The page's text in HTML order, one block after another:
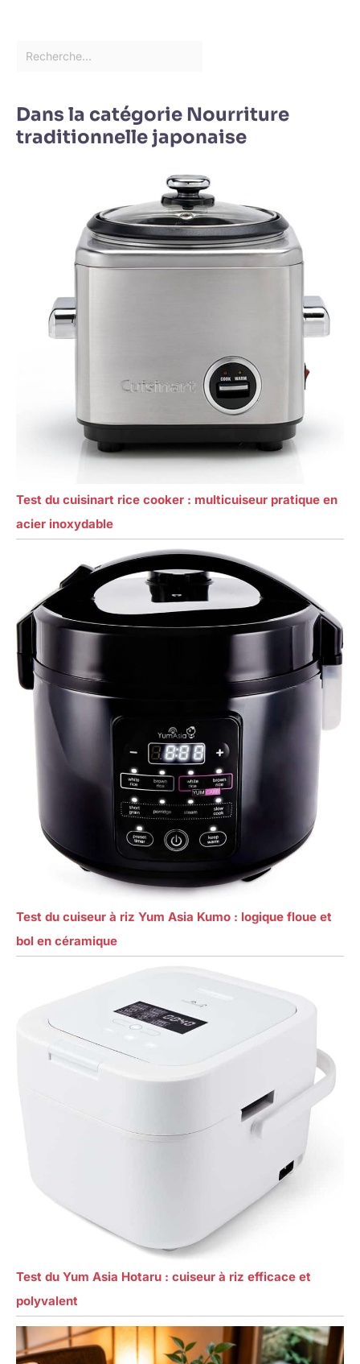
Dans la catégorie Nourriture
traditionnelle japonaise
Test du cuisinart rice cooker : multicuiseur pratique en
acier inoxydable
Test du cuiseur à riz Yum Asia Kumo : logique floue et
bol en céramique
Test du Yum Asia Hotaru : cuiseur à riz efficace et
polyvalent